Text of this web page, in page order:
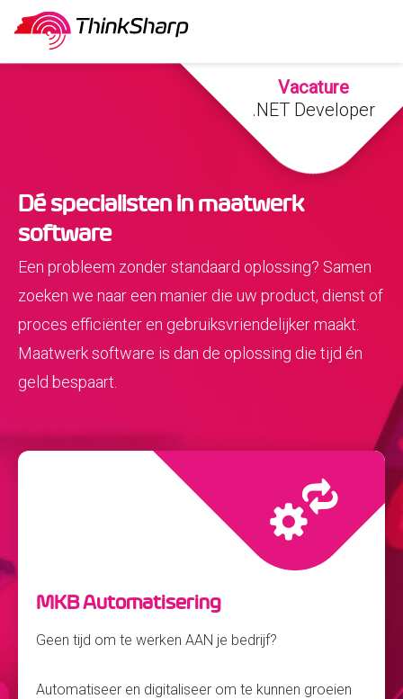
Vacature
.NET Developer
Dé specialisten in maatwerk
software
Een probleem zonder standaard oplossing? Samen
zoeken we naar een manier die uw product, dienst of
proces efficiënter en gebruiksvriendelijker maakt.
Maatwerk software is dan de oplossing die tijd én
geld bespaart.
MKB Automatisering
Geen tijd om te werken AAN je bedrijf?
Automatiseer en digitaliseer om te kunnen groeien